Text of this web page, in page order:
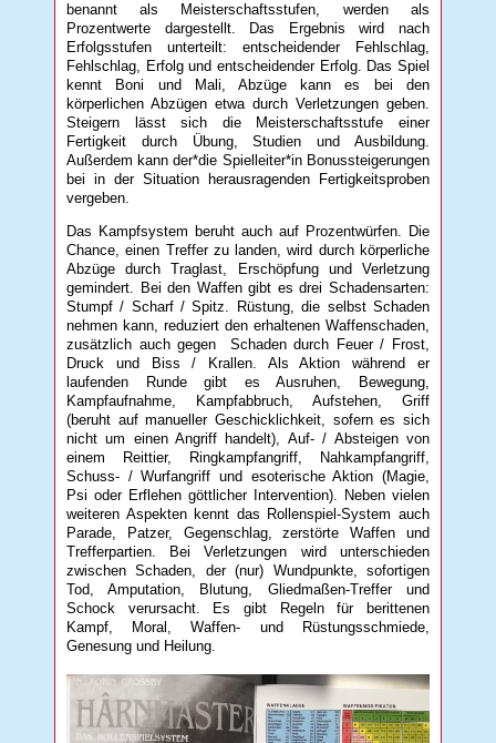
benannt als Meisterschaftsstufen, werden als
Prozentwerte dargestellt. Das Ergebnis wird nach
Erfolgsstufen unterteilt: entscheidender Fehlschlag,
Fehlschlag, Erfolg und entscheidender Erfolg. Das Spiel
kennt Boni und Mali, Abzüge kann es bei den
körperlichen Abzügen etwa durch Verletzungen geben.
Steigern lässt sich die Meisterschaftsstufe einer
Fertigkeit durch Übung, Studien und Ausbildung.
Außerdem kann der*die Spielleiter*in Bonussteigerungen
bei in der Situation herausragenden Fertigkeitsproben
vergeben.
Das Kampfsystem beruht auch auf Prozentwürfen. Die
Chance, einen Treffer zu landen, wird durch körperliche
Abzüge durch Traglast, Erschöpfung und Verletzung
gemindert. Bei den Waffen gibt es drei Schadensarten:
Stumpf / Scharf / Spitz. Rüstung, die selbst Schaden
nehmen kann, reduziert den erhaltenen Waffenschaden,
zusätzlich auch gegen Schaden durch Feuer / Frost,
Druck und Biss / Krallen. Als Aktion während er
laufenden Runde gibt es Ausruhen, Bewegung,
Kampfaufnahme, Kampfabbruch, Aufstehen, Griff
(beruht auf manueller Geschicklichkeit, sofern es sich
nicht um einen Angriff handelt), Auf- / Absteigen von
einem Reittier, Ringkampfangriff, Nahkampfangriff,
Schuss- / Wurfangriff und esoterische Aktion (Magie,
Psi oder Erflehen göttlicher Intervention). Neben vielen
weiteren Aspekten kennt das Rollenspiel-System auch
Parade, Patzer, Gegenschlag, zerstörte Waffen und
Trefferpartien. Bei Verletzungen wird unterschieden
zwischen Schaden, der (nur) Wundpunkte, sofortigen
Tod, Amputation, Blutung, Gliedmaßen-Treffer und
Schock verursacht. Es gibt Regeln für berittenen
Kampf, Moral, Waffen- und Rüstungsschmiede,
Genesung und Heilung.